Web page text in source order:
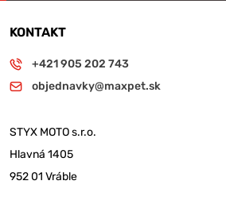
KONTAKT
+421 905 202 743
objednavky@maxpet.sk
STYX MOTO s.r.o.
Hlavná 1405
952 01 Vráble